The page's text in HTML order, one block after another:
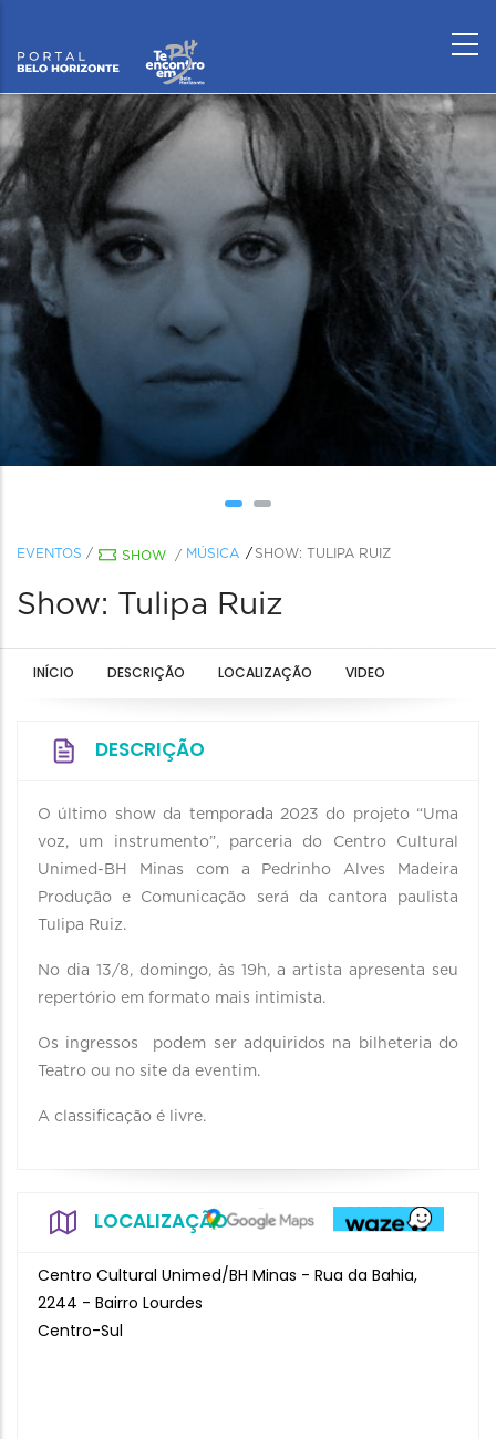
EVENTOS / SHOW / MÚSICA SHOW: TULIPA RUIZ
Show: Tulipa Ruiz
INÍCIO DESCRIÇÃO LOCALIZAÇÃO VIDEO
DESCRIÇÃO
O último show da temporada 2023 do projeto “Uma
voz, um instrumento”, parceria do Centro Cultural
Unimed-BH Minas com a Pedrinho Alves Madeira
Produção e Comunicação será da cantora paulista
Tulipa Ruiz.
No dia 13/8, domingo, às 19h, a artista apresenta seu
repertório em formato mais intimista.
Os ingressos podem ser adquiridos na bilheteria do
Teatro ou no site da eventim.
A classificação é livre.
LOCALIZAÇÃO
Centro Cultural Unimed/BH Minas - Rua da Bahia,
2244 - Bairro Lourdes
Centro-Sul